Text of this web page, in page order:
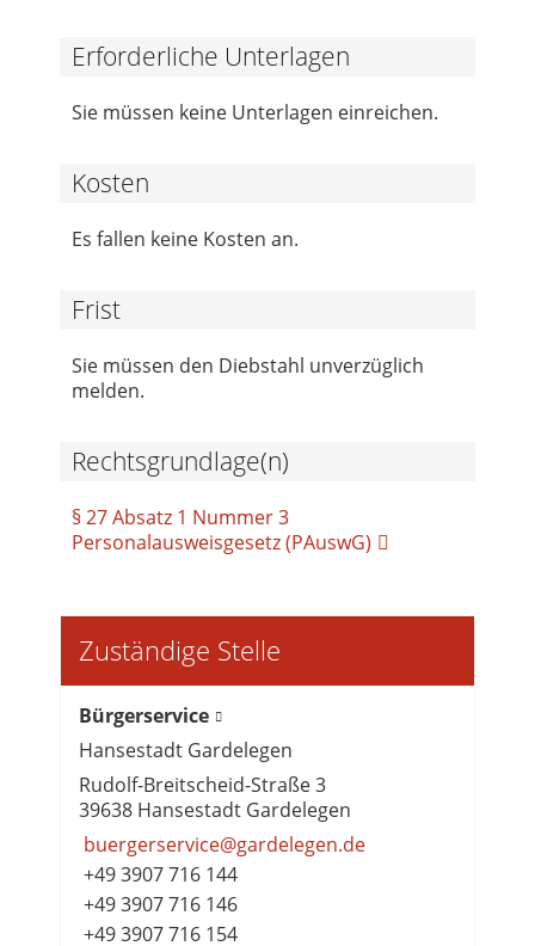
Erforderliche Unterlagen
Sie müssen keine Unterlagen einreichen.
Kosten
Es fallen keine Kosten an.
Frist
Sie müssen den Diebstahl unverzüglich
melden.
Rechtsgrundlage(n)
§ 27 Absatz 1 Nummer 3
Personalausweisgesetz (PAuswG)
Zuständige Stelle
Bürgerservice
Hansestadt Gardelegen
Rudolf-Breitscheid-Straße 3
39638 Hansestadt Gardelegen
buergerservice@gardelegen.de
+49 3907 716 144
+49 3907 716 146
+49 3907 716 154